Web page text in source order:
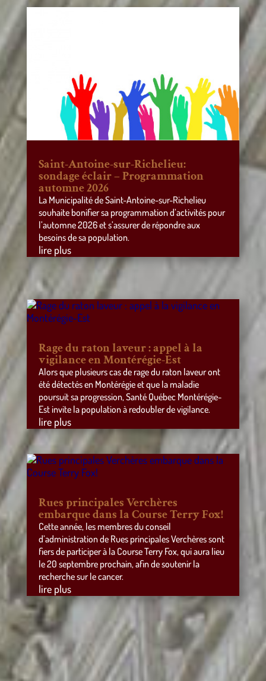
Saint-Antoine-sur-Richelieu:
sondage éclair – Programmation
automne 2026
La Municipalité de Saint-Antoine-sur-Richelieu
souhaite bonifier sa programmation d’activités pour
l’automne 2026 et s’assurer de répondre aux
besoins de sa population.
lire plus
Rage du raton laveur : appel à la
vigilance en Montérégie-Est
Alors que plusieurs cas de rage du raton laveur ont
été détectés en Montérégie et que la maladie
poursuit sa progression, Santé Québec Montérégie-
Est invite la population à redoubler de vigilance.
lire plus
Rues principales Verchères
embarque dans la Course Terry Fox!
Cette année, les membres du conseil
d’administration de Rues principales Verchères sont
fiers de participer à la Course Terry Fox, qui aura lieu
le 20 septembre prochain, afin de soutenir la
recherche sur le cancer.
lire plus